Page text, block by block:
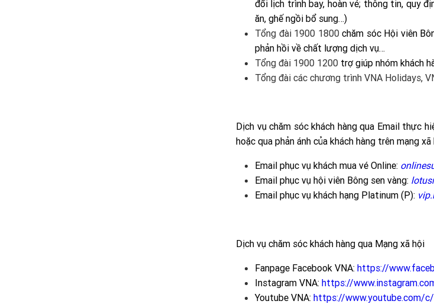
đổi lịch trình bay, hoàn vé; thông tin, quy
ăn, ghế ngồi bổ sung…)
Tổng đài 1900 1800 chăm sóc Hội viên
phản hồi về chất lượng dịch vụ…
Tổng đài 1900 1200 trợ giúp nhóm khách
Tổng đài các chương trình VNA Holidays,
Dịch vụ chăm sóc khách hàng qua Email thực
hoặc qua phản ánh của khách hàng trên mạng
Email phục vụ khách mua vé Online:
Email phục vụ hội viên Bông sen vàng:
Email phục vụ khách hạng Platinum (P):
Dịch vụ chăm sóc khách hàng qua Mạng xã hội
Fanpage Facebook VNA: https://
Instagram VNA: https://
Youtube VNA: https://www.youtube.com/